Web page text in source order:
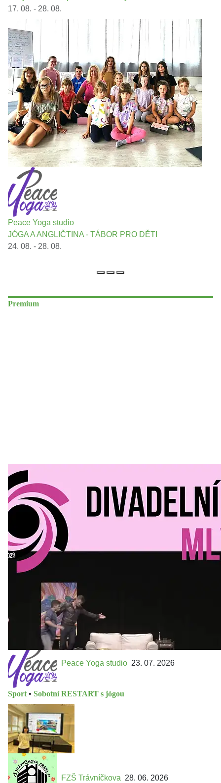
17. 08. - 28. 08.
Peace Yoga studio
JÓGA A ANGLIČTINA - TÁBOR PRO DĚTI
24. 08. - 28. 08.
Premium
Divadelní Mlýn 30. 07. 2026
Kultura a volný čas
Divadelní mlýn. 15. až 18. října KD
MLEJN. Vstupenky již v prodeji.
Přijďte na přátelský festival divadla a inspirace 15. až 18.
října 2026 Vstupenky již v prodeji na GOOUT -
https://divadelnimlyn.cz/vstupenky Představ si čtyři dny
Peace Yoga studio 23. 07. 2026
Sport • Sobotní RESTART s jógou
FZŠ Trávníčkova 28. 06. 2026